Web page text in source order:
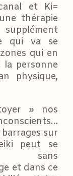
et Ki=
thérapie
qui va se
qui en
personne
physique,
» nos
sur
peut se
sans
et dans ce